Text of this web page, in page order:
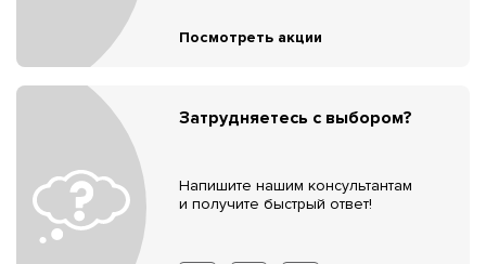
Посмотреть акции
Затрудняетесь с выбором?
Напишите нашим консультантам
и получите быстрый ответ!